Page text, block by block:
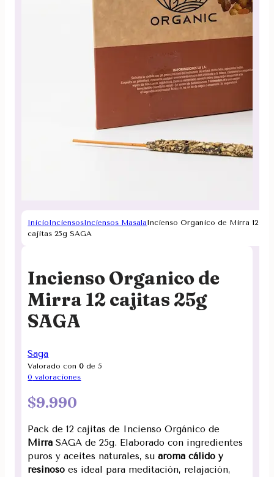
InicioInciensosInciensos MasalaIncienso Organico de Mirra 12
cajitas 25g SAGA
Incienso Organico de
Mirra 12 cajitas 25g
SAGA
Saga
Valorado con0 de 5
0 valoraciones
$9.990
Pack de 12 cajitas de Incienso Orgánico de
Mirra SAGA de 25g. Elaborado con ingredientes
puros y aceites naturales, suaroma cálido y
resinoso es ideal para meditación, relajación,